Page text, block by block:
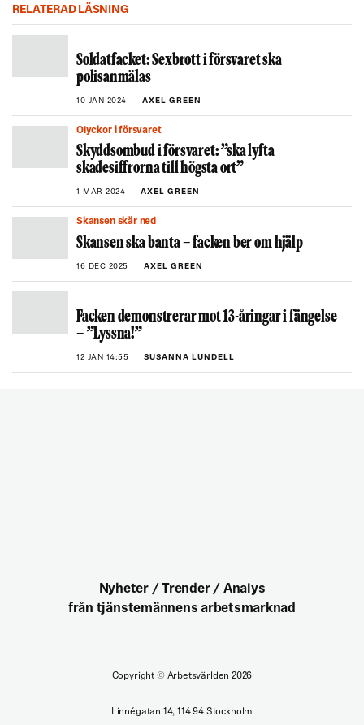
en annan manlig värnpliktig över bröstet och
stoppade ned handen i dennes byxor och klämde
Händelsen filmades, men förundersökningen läggs
ned.
Nämnden beslutar därför att inte utdöma
disciplinåtgärd.
RELATERAD LÄSNING
Soldatfacket: Sexbrott i försvaret ska
polisanmälas
10 JAN 2024 AXEL GREEN
Olyckor i försvaret
Skyddsombud i försvaret: ”ska lyfta
skadesiffrorna till högsta ort”
1 MAR 2024 AXEL GREEN
Skansen skär ned
Skansen ska banta – facken ber om hjälp
16 DEC 2025 AXEL GREEN
Facken demonstrerar mot 13-åringar i fängelse
– ”Lyssna!”
12 JAN 14:55 SUSANNA LUNDELL
Nyheter / Trender / Analys
från tjänstemännens arbetsmarknad
Copyright ©Arbetsvärlden 2026
Linnégatan 14, 114 94 Stockholm